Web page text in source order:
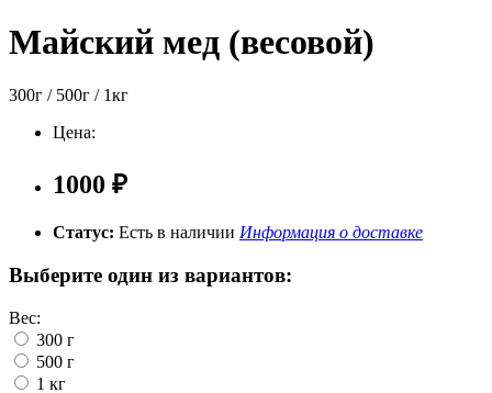
Майский мед (весовой)
300г / 500г / 1кг
Цена:
1000 ₽
Статус: Есть в наличии Информация о доставке
Выберите один из вариантов:
Вес:
300 г
500 г
1 кг